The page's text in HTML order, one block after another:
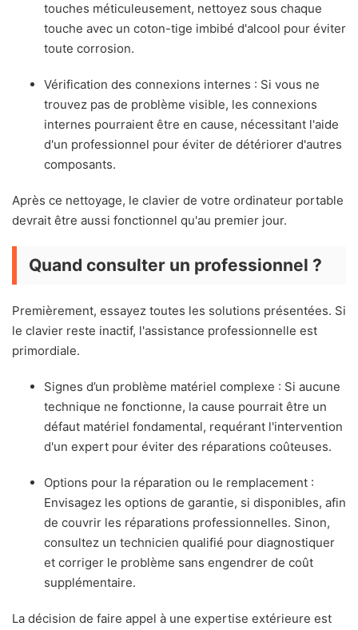
touches méticuleusement, nettoyez sous chaque
touche avec un coton-tige imbibé d'alcool pour éviter
toute corrosion.
Vérification des connexions internes : Si vous ne
trouvez pas de problème visible, les connexions
internes pourraient être en cause, nécessitant l'aide
d'un professionnel pour éviter de détériorer d'autres
composants.
Après ce nettoyage, le clavier de votre ordinateur portable
devrait être aussi fonctionnel qu'au premier jour.
Quand consulter un professionnel ?
Premièrement, essayez toutes les solutions présentées. Si
le clavier reste inactif, l'assistance professionnelle est
primordiale.
Signes d’un problème matériel complexe : Si aucune
technique ne fonctionne, la cause pourrait être un
défaut matériel fondamental, requérant l'intervention
d'un expert pour éviter des réparations coûteuses.
Options pour la réparation ou le remplacement :
Envisagez les options de garantie, si disponibles, afin
de couvrir les réparations professionnelles. Sinon,
consultez un technicien qualifié pour diagnostiquer
et corriger le problème sans engendrer de coût
supplémentaire.
La décision de faire appel à une expertise extérieure est